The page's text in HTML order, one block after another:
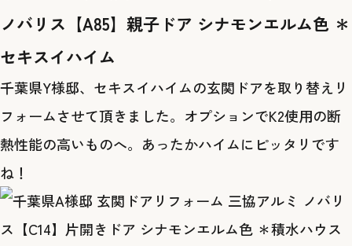
ノバリス【A85】親子ドア シナモンエルム色 ＊
セキスイハイム
千葉県Y様邸、セキスイハイムの玄関ドアを取り替えリ
フォームさせて頂きました。オプションでK2使用の断
熱性能の高いものへ。あったかハイムにピッタリです
ね！